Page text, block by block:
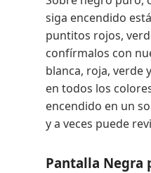
siga encendido
puntitos rojos,
confírmalos con
blanca, roja, verde
en todos los
encendido en un
y a veces puede
Pantalla Negra